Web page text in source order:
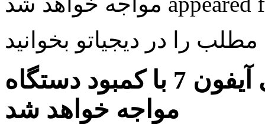
مطلب را در دیجیاتو بخوانید
اپل در زمان عرضه رسمی آیفون 7 با کمبود دستگاه
مواجه خواهد شد